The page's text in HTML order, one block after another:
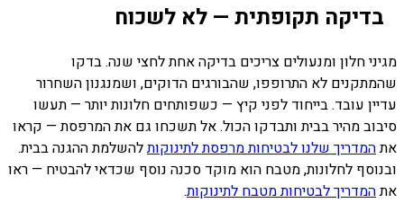
בדיקה תקופתית — לא לשכוח
מגיני חלון ומנעולים צריכים בדיקה אחת לחצי שנה. בדקו
שהמתקנים לא התרופפו, שהבורגים הדוקים, ושמנגנון השחרור
עדיין עובד. בייחוד לפני קיץ — כשפותחים חלונות יותר — תעשו
סיבוב מהיר בבית ותבדקו הכול. אל תשכחו גם את המרפסת — קראו
אתהמדריך שלנו לבטיחות מרפסת לתינוקותלהשלמת ההגנה בבית.
ובנוסף לחלונות, מטבח הוא מוקד סכנה נוסף שכדאי להבטיח — ראו
אתהמדריך לבטיחות מטבח לתינוקות.